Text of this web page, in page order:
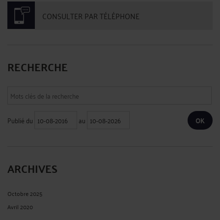
CONSULTER PAR TÉLÉPHONE
RECHERCHE
Publié du au
ARCHIVES
Octobre 2025
Avril 2020